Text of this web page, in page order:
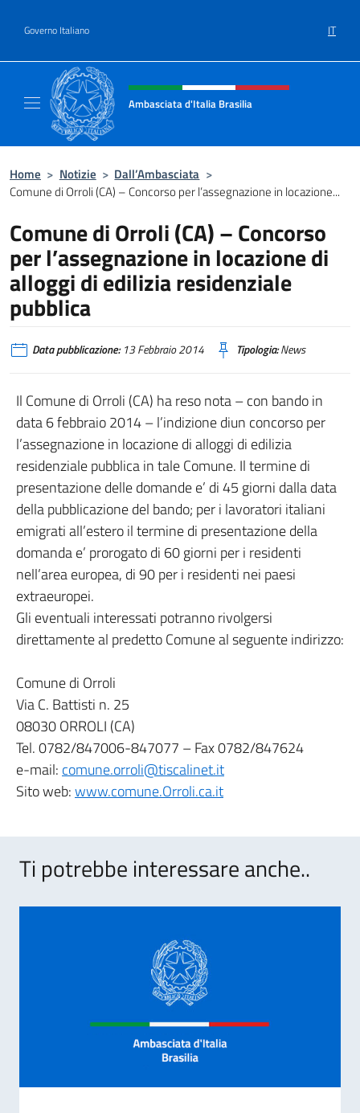
Governo Italiano IT
Intestazione sito, social e menù
Ambasciata d'Italia Brasilia
Home > Notizie > Dall’Ambasciata >
Comune di Orroli (CA) – Concorso per l’assegnazione in locazione...
Comune di Orroli (CA) – Concorso
per l’assegnazione in locazione di
alloggi di edilizia residenziale
pubblica
Data pubblicazione:13 Febbraio 2014 Tipologia:News
Il Comune di Orroli (CA) ha reso nota – con bando in
data 6 febbraio 2014 – l’indizione diun concorso per
l’assegnazione in locazione di alloggi di edilizia
residenziale pubblica in tale Comune. Il termine di
presentazione delle domande e’ di 45 giorni dalla data
della pubblicazione del bando; per i lavoratori italiani
emigrati all’estero il termine di presentazione della
domanda e’ prorogato di 60 giorni per i residenti
nell’area europea, di 90 per i residenti nei paesi
extraeuropei.
Gli eventuali interessati potranno rivolgersi
direttamente al predetto Comune al seguente indirizzo:
Comune di Orroli
Via C. Battisti n. 25
08030 ORROLI (CA)
Tel. 0782/847006-847077 – Fax 0782/847624
e-mail: comune.orroli@tiscalinet.it
Sito web:www.comune.Orroli.ca.it
Ti potrebbe interessare anche..